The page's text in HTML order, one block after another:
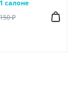
1 салоне
₽